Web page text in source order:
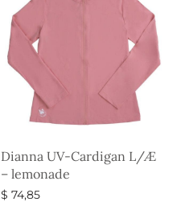
Dianna UV-Cardigan L/Æ
– lemonade
$ 74,85